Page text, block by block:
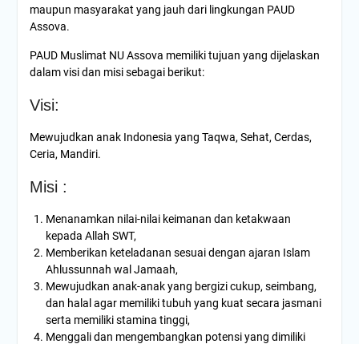
maupun masyarakat yang jauh dari lingkungan PAUD
Assova.
PAUD Muslimat NU Assova memiliki tujuan yang dijelaskan
dalam visi dan misi sebagai berikut:
Visi:
Mewujudkan anak Indonesia yang Taqwa, Sehat, Cerdas,
Ceria, Mandiri.
Misi :
Menanamkan nilai-nilai keimanan dan ketakwaan
kepada Allah SWT,
Memberikan keteladanan sesuai dengan ajaran Islam
Ahlussunnah wal Jamaah,
Mewujudkan anak-anak yang bergizi cukup, seimbang,
dan halal agar memiliki tubuh yang kuat secara jasmani
serta memiliki stamina tinggi,
Menggali dan mengembangkan potensi yang dimiliki